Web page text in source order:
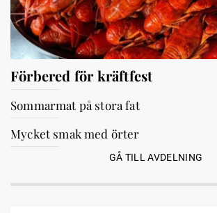
Förbered för kräftfest
Sommarmat på stora fat
Mycket smak med örter
GÅ TILL AVDELNING